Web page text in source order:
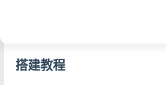
人人数和一星以上合伙人人数
搭建教程